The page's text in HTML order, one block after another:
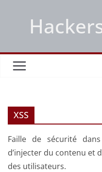
XSS
Faille de sécurité
d’injecter du contenu et
des utilisateurs.